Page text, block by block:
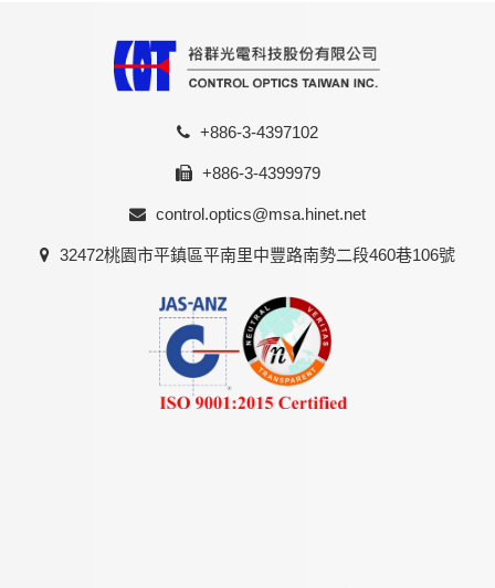
+886-3-4397102
+886-3-4399979
control.optics@msa.hinet.net
32472桃園市平鎮區平南里中豐路南勢二段460巷106號